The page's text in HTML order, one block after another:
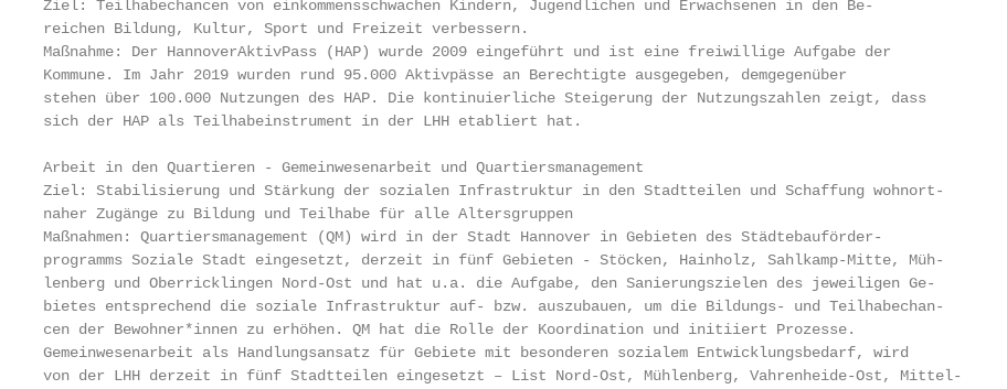
Ziel: Teilhabechancen von einkommensschwachen Kindern, Jugendlichen und Erwachsenen in den Be-
reichen Bildung, Kultur, Sport und Freizeit verbessern.
Maßnahme: Der HannoverAktivPass (HAP) wurde 2009 eingeführt und ist eine freiwillige Aufgabe der
Kommune. Im Jahr 2019 wurden rund 95.000 Aktivpässe an Berechtigte ausgegeben, demgegenüber
stehen über 100.000 Nutzungen des HAP. Die kontinuierliche Steigerung der Nutzungszahlen zeigt, dass
sich der HAP als Teilhabeinstrument in der LHH etabliert hat.
Arbeit in den Quartieren - Gemeinwesenarbeit und Quartiersmanagement
Ziel: Stabilisierung und Stärkung der sozialen Infrastruktur in den Stadtteilen und Schaffung wohnort-
naher Zugänge zu Bildung und Teilhabe für alle Altersgruppen
Maßnahmen: Quartiersmanagement (QM) wird in der Stadt Hannover in Gebieten des Städtebauförder-
programms Soziale Stadt eingesetzt, derzeit in fünf Gebieten - Stöcken, Hainholz, Sahlkamp-Mitte, Müh-
lenberg und Oberricklingen Nord-Ost und hat u.a. die Aufgabe, den Sanierungszielen des jeweiligen Ge-
bietes entsprechend die soziale Infrastruktur auf- bzw. auszubauen, um die Bildungs- und Teilhabechan-
cen der Bewohner*innen zu erhöhen. QM hat die Rolle der Koordination und initiiert Prozesse.
Gemeinwesenarbeit als Handlungsansatz für Gebiete mit besonderen sozialem Entwicklungsbedarf, wird
von der LHH derzeit in fünf Stadtteilen eingesetzt – List Nord-Ost, Mühlenberg, Vahrenheide-Ost, Mittel-